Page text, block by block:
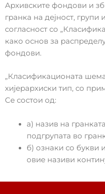
Архивските фондови и
гранка на дејност,
согласност со
како основ за
фондови.
„Класификационата
хијерархиски тип, со
Се состои од:
а) назив на
подгрупата во
б) ознаки со букви
овие називи